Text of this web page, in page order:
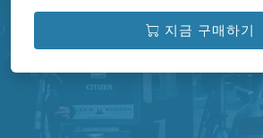
지금 구매하기